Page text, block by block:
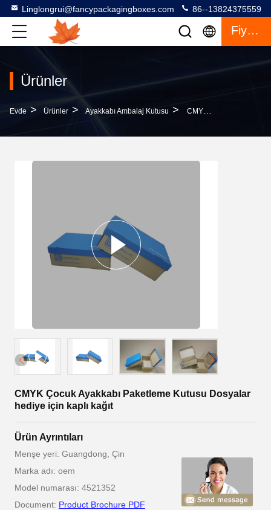
Linglongrui@fancypackagingboxes.com 86--13824375559
Fiyat Teklifi
Ürünler
Evde > Ürünler > Ayakkabı Ambalaj Kutusu > CMYK Çocuk Ayakkabı Paketleme Kutusu Dosyalar Hediye Için Kaplı Kağıt
CMYK Çocuk Ayakkabı Paketleme Kutusu Dosyalar
hediye için kaplı kağıt
Ürün Ayrıntıları
Menşe yeri: Guangdong, Çin
Marka adı: oem
Model numarası: 4521352
Document: Product Brochure PDF